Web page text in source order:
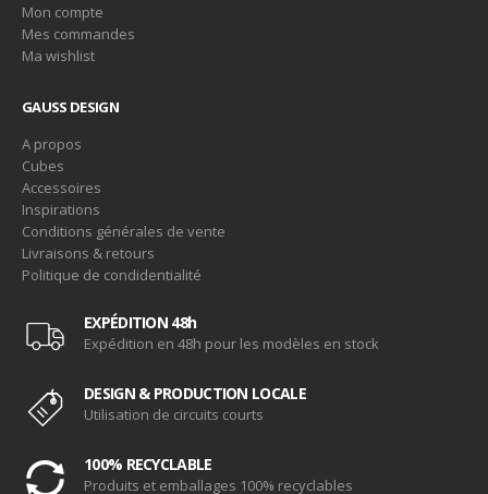
Mon compte
Mes commandes
Ma wishlist
GAUSS DESIGN
A propos
Cubes
Accessoires
Inspirations
Conditions générales de vente
Livraisons & retours
Politique de condidentialité
EXPÉDITION 48h
Expédition en 48h pour les modèles en stock
DESIGN & PRODUCTION LOCALE
Utilisation de circuits courts
100% RECYCLABLE
Produits et emballages 100% recyclables